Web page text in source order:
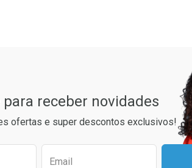
para receber novidades
ofertas e super descontos exclusivos!
formulário abaixo para
Email